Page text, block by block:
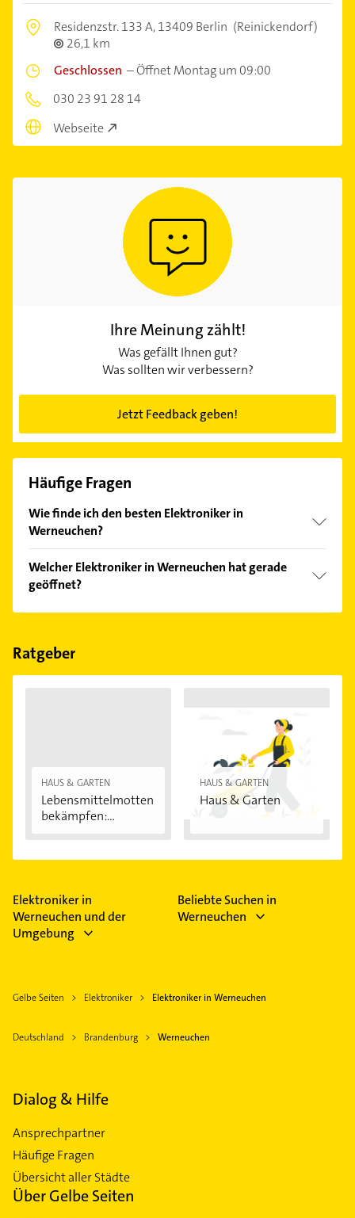
Residenzstr. 133 A,13409 Berlin (Reinickendorf)
26,1 km
Geschlossen –Öffnet Montag um 09:00
030 23 91 28 14
Webseite
Ihre Meinung zählt!
Was gefällt Ihnen gut?
Was sollten wir verbessern?
Jetzt Feedback geben!
Häufige Fragen
Wie finde ich den besten Elektroniker in
Werneuchen?
Kundenmeinungen und profitieren Sie von den
Empfehlungen. Die Suchergebnisse können Sie sich
einfach nachBewertungensortiert anzeigen lassen.
Welcher Elektroniker in Werneuchen hat gerade
geöffnet?
Im Anbieter-Bereich finden Sie alleÖffnungszeiten.
Feiertagen abweichen können.
Ratgeber
HAUS & GARTEN
Lebensmittelmotten
bekämpfen:...
HAUS & GARTEN
Haus & Garten
Elektroniker in
Werneuchen und der
Umgebung
Beliebte Suchen in
Werneuchen
Gelbe Seiten Elektroniker Elektroniker in Werneuchen
Deutschland Brandenburg Werneuchen
Dialog & Hilfe
Ansprechpartner
Häufige Fragen
Übersicht aller Städte
Über Gelbe Seiten